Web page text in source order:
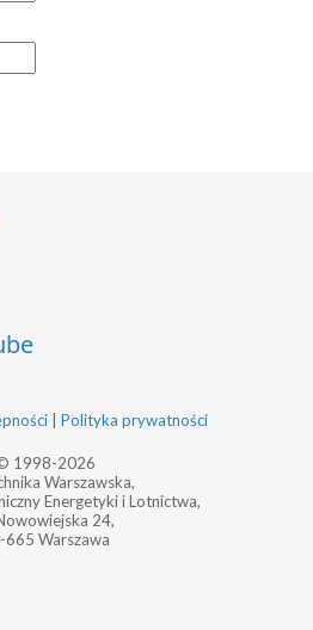
| Polityka prywatności
1998-2026
Warszawska,
Energetyki i Lotnictwa,
24,
665 Warszawa